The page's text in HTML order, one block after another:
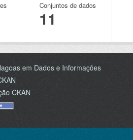
Conjuntos de dados
11
em Dados e Informações
CKAN